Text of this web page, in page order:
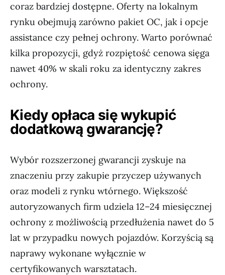
coraz bardziej dostępne. Oferty na lokalnym
rynku obejmują zarówno pakiet OC, jak i opcje
assistance czy pełnej ochrony. Warto porównać
kilka propozycji, gdyż rozpiętość cenowa sięga
nawet 40% w skali roku za identyczny zakres
ochrony.
Kiedy opłaca się wykupić
dodatkową gwarancję?
Wybór rozszerzonej gwarancji zyskuje na
znaczeniu przy zakupie przyczep używanych
oraz modeli z rynku wtórnego. Większość
autoryzowanych firm udziela 12–24 miesięcznej
ochrony z możliwością przedłużenia nawet do 5
lat w przypadku nowych pojazdów. Korzyścią są
naprawy wykonane wyłącznie w
certyfikowanych warsztatach.